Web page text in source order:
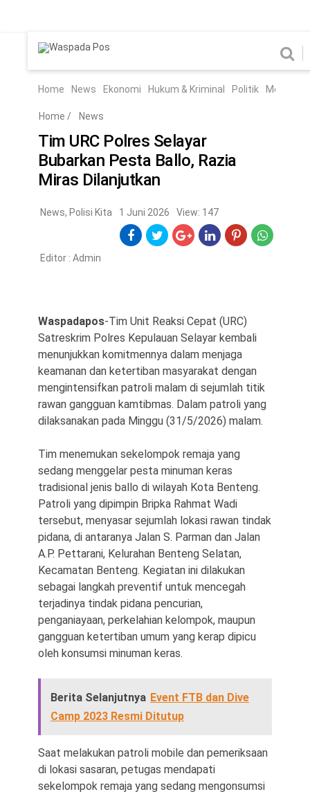
Ekonomi Hukum & Kriminal
Hiburan Pendidikan
Edukasi Tekno
Waspada
Theme
Home News Ekonomi Hukum & Kriminal Politik Metro
Home / News
Tim URC Polres Selayar
Bubarkan Pesta Ballo, Razia
Miras Dilanjutkan
News, Polisi Kita 1 Juni 2026 View: 147
Editor : Admin
Waspadapos-Tim Unit Reaksi Cepat (URC)
Satreskrim Polres Kepulauan Selayar kembali
menunjukkan komitmennya dalam menjaga
keamanan dan ketertiban masyarakat dengan
mengintensifkan patroli malam di sejumlah titik
rawan gangguan kamtibmas. Dalam patroli yang
dilaksanakan pada Minggu (31/5/2026) malam.
Tim menemukan sekelompok remaja yang
sedang menggelar pesta minuman keras
tradisional jenis ballo di wilayah Kota Benteng.
Patroli yang dipimpin Bripka Rahmat Wadi
tersebut, menyasar sejumlah lokasi rawan tindak
pidana, di antaranya Jalan S. Parman dan Jalan
A.P. Pettarani, Kelurahan Benteng Selatan,
Kecamatan Benteng. Kegiatan ini dilakukan
sebagai langkah preventif untuk mencegah
terjadinya tindak pidana pencurian,
penganiayaan, perkelahian kelompok, maupun
gangguan ketertiban umum yang kerap dipicu
oleh konsumsi minuman keras.
Berita Selanjutnya Event FTB dan Dive
Camp 2023 Resmi Ditutup
Saat melakukan patroli mobile dan pemeriksaan
di lokasi sasaran, petugas mendapati
sekelompok remaja yang sedang mengonsumsi